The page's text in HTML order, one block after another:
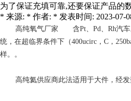
为了保证充填可靠,还要保证产品的
* 来源: * 作者: * 发表时间: 2023-07-
高纯氧气厂家 含Pt、Pd、Rh汽车
统，在超临界条件下（400ucirc，C，
样。。
高纯氦供应商此法适用于大件，经